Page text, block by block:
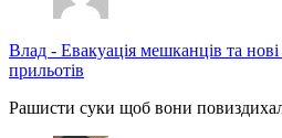
Влад - Евакуація мешканців та
прильотів
Рашисти суки щоб вони